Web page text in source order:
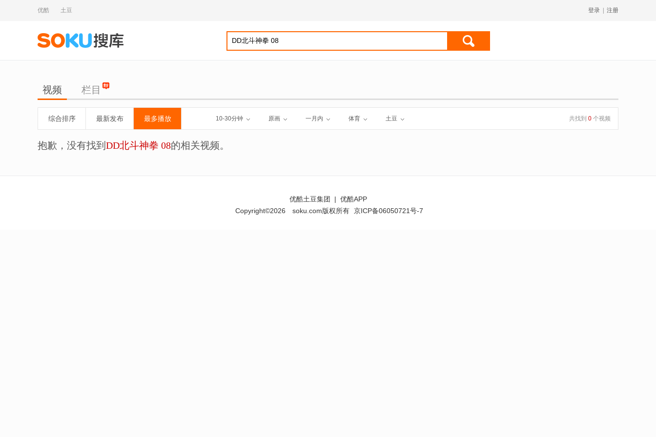
优酷 土豆 登录 注册
视频 栏目
综合排序 最新发布 最多播放 10-30分钟 原画 一月内 体育 土豆 共找到 0 个视频
抱歉，没有找到 DD北斗神拳 08的相关视频。
优酷土豆集团 | 优酷APP
Copyright©2026
soku.com版权所有 京ICP备06050721号-7